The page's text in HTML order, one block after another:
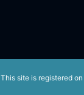
This site is registered on